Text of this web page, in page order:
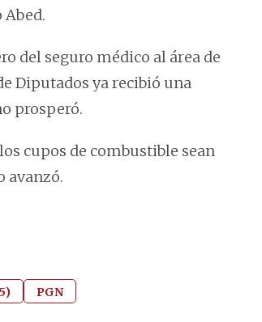
Abed.
del seguro médico al área de
Diputados ya recibió una
prosperó.
cupos de combustible sean
avanzó.
PGN